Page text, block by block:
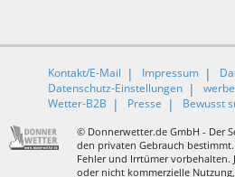
Kontakt/E-Mail Impressum
Datenschutz-Einstellungen
Wetter-B2B
Presse Bewusst
© Donnerwetter.de GmbH - Der
den privaten Gebrauch
Fehler und Irrtümer vorbehalten.
oder nicht kommerzielle